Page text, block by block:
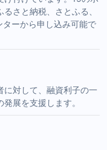
さと納税、さとふる、
ーから申し込み可能で
に対して、融資利子の一
展を支援します。